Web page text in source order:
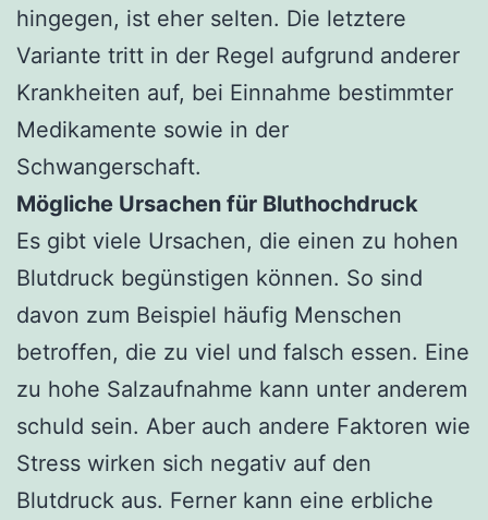
hingegen, ist eher selten. Die letztere
Variante tritt in der Regel aufgrund anderer
Krankheiten auf, bei Einnahme bestimmter
Medikamente sowie in der
Schwangerschaft.
Mögliche Ursachen für Bluthochdruck
Es gibt viele Ursachen, die einen zu hohen
Blutdruck begünstigen können. So sind
davon zum Beispiel häufig Menschen
betroffen, die zu viel und falsch essen. Eine
zu hohe Salzaufnahme kann unter anderem
schuld sein. Aber auch andere Faktoren wie
Stress wirken sich negativ auf den
Blutdruck aus. Ferner kann eine erbliche